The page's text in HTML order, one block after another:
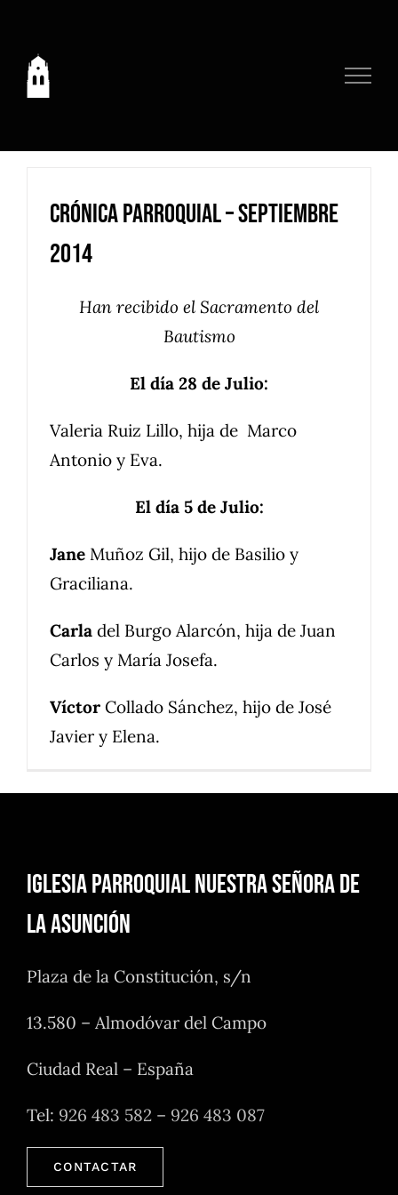
contenido
Crónica Parroquial – Septiembre
2014
Han recibido el Sacramento del
Bautismo
El día 28 de Julio:
Valeria Ruiz Lillo, hija de Marco
Antonio y Eva.
El día 5 de Julio:
Jane Muñoz Gil, hijo de Basilio y
Graciliana.
Carla del Burgo Alarcón, hija de Juan
Carlos y María Josefa.
Víctor Collado Sánchez, hijo de José
Javier y Elena.
Iglesia Parroquial Nuestra Señora de
la Asunción
Plaza de la Constitución, s/n
13.580 – Almodóvar del Campo
Ciudad Real – España
Tel: 926 483 582 – 926 483 087
CONTACTAR